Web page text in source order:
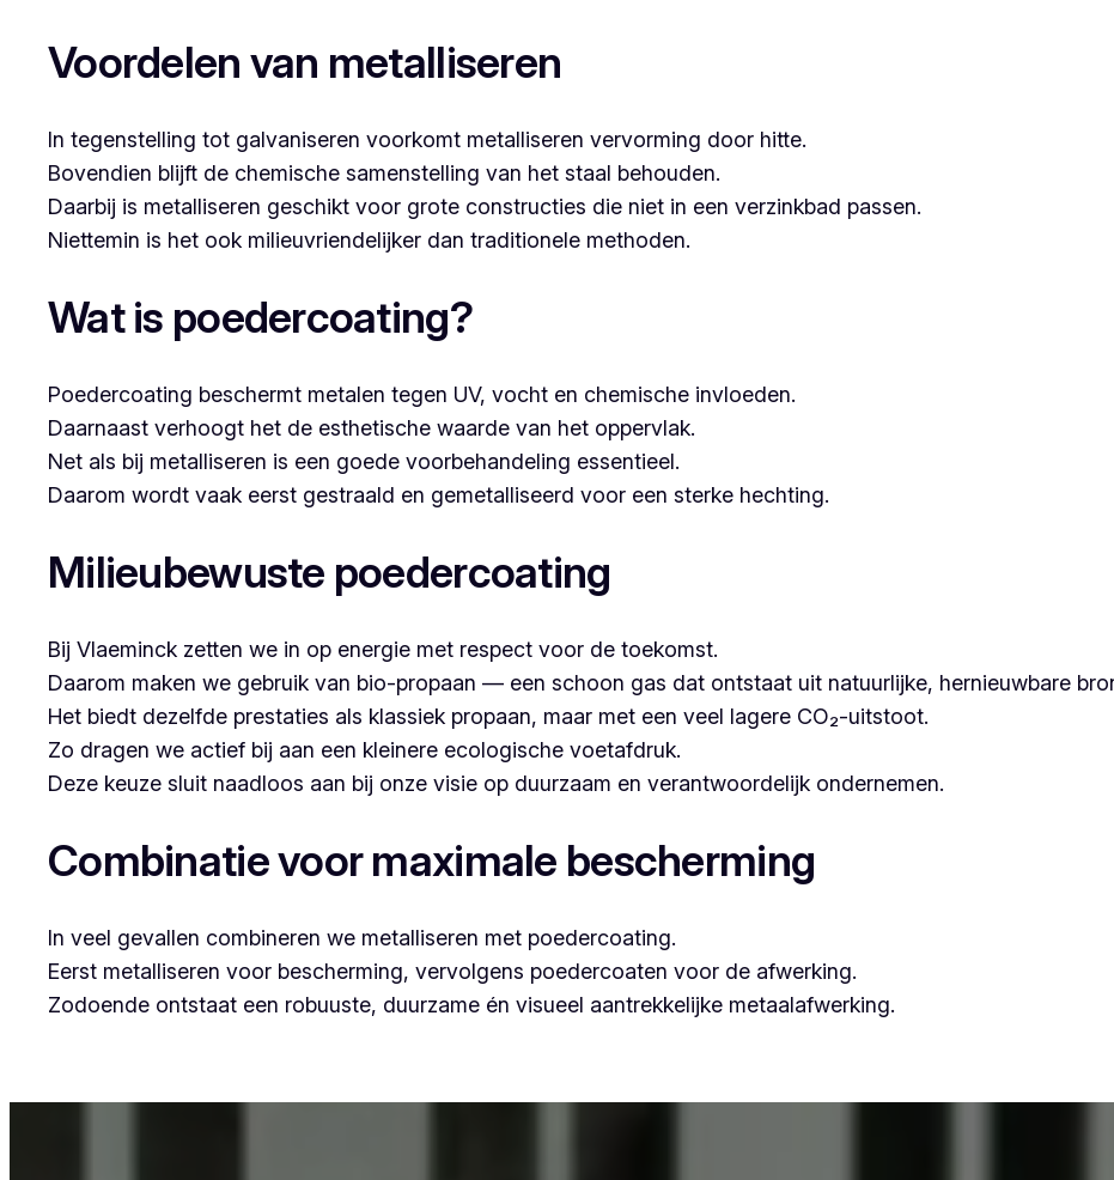
Voordelen van metalliseren
In tegenstelling tot galvaniseren voorkomt metalliseren vervorming door hitte.
Bovendien blijft de chemische samenstelling van het staal behouden.
Daarbij is metalliseren geschikt voor grote constructies die niet in een verzinkbad passen.
Niettemin is het ook milieuvriendelijker dan traditionele methoden.
Wat is poedercoating?
Poedercoating beschermt metalen tegen UV, vocht en chemische invloeden.
Daarnaast verhoogt het de esthetische waarde van het oppervlak.
Net als bij metalliseren is een goede voorbehandeling essentieel.
Daarom wordt vaak eerst gestraald en gemetalliseerd voor een sterke hechting.
Milieubewuste poedercoating
Bij Vlaeminck zetten we in op energie met respect voor de toekomst.
Daarom maken we gebruik van bio-propaan — een schoon gas dat ontstaat uit natuurlijke, hernieuwbare
Het biedt dezelfde prestaties als klassiek propaan, maar met een veel lagere CO₂-uitstoot.
Zo dragen we actief bij aan een kleinere ecologische voetafdruk.
Deze keuze sluit naadloos aan bij onze visie op duurzaam en verantwoordelijk ondernemen.
Combinatie voor maximale bescherming
In veel gevallen combineren we metalliseren met poedercoating.
Eerst metalliseren voor bescherming, vervolgens poedercoaten voor de afwerking.
Zodoende ontstaat een robuuste, duurzame én visueel aantrekkelijke metaalafwerking.